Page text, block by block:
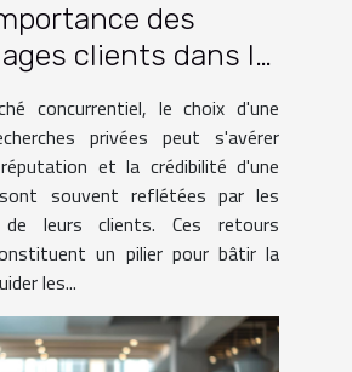
des
clients dans le
d'une agence de
privées
concurrentiel, le choix d'une
privées peut s'avérer
et la crédibilité d'une
souvent reflétées par les
de leurs clients. Ces retours
un pilier pour bâtir la
les...